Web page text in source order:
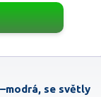
se světly